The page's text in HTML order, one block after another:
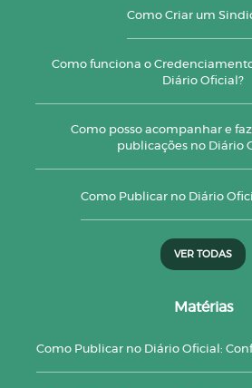
Como Criar um
Como funciona o
Diário Oficial?
Como posso acompanhar e
publicações no Diário
Como Publicar no Diário
VER TODAS
Matérias
Como Publicar no Diário Oficial: